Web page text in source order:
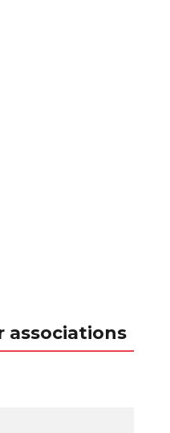
associations